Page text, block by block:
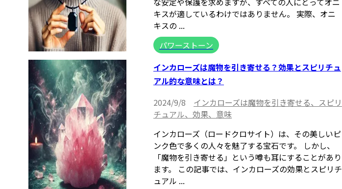
キスが適しているわけではありません。 実際、オニ
キスの ...
パワーストーン
インカローズは魔物を引き寄せる？効果とスピリチュ
アル的な意味とは？
2024/9/8
インカローズは魔物を引き寄せる、スピリ
チュアル、効果、意味
インカローズ（ロードクロサイト）は、その美しいピ
ンク色で多くの人々を魅了する宝石です。 しかし、
「魔物を引き寄せる」という噂も耳にすることがあり
ます。 この記事では、インカローズの効果とスピリチ
ュアル ...